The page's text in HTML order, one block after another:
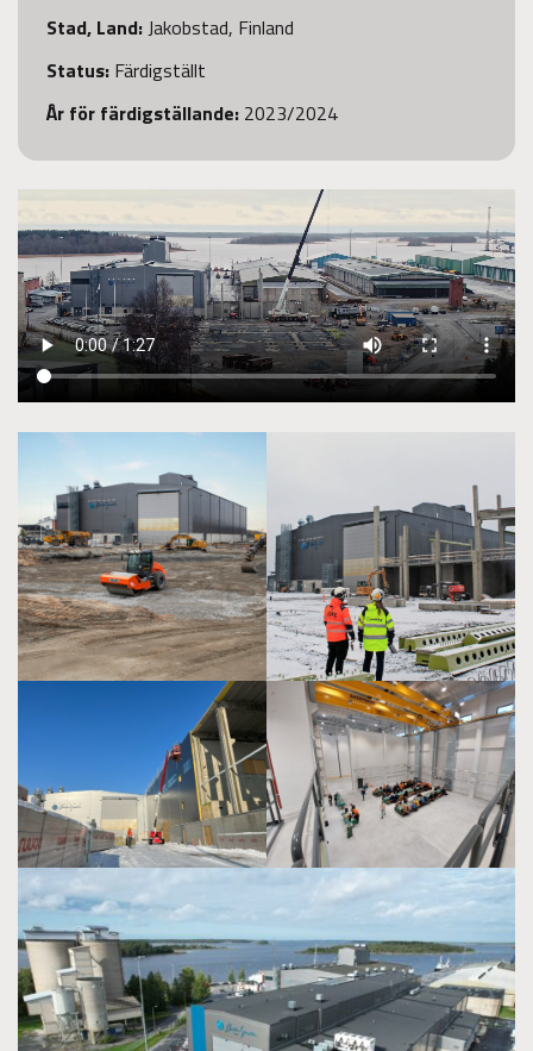
Stad, Land: Jakobstad, Finland
Status: Färdigställt
År för färdigställande: 2023/2024